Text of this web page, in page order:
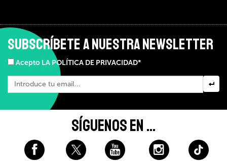
SUBSCRÍBETE A NUESTRA NEWSLETTER
Acepto LA POLÍTICA DE PRIVACIDAD*
SÍGUENOS EN ...